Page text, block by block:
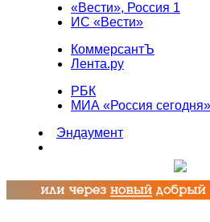
«Вести», Россия 1
ИС «Вести»
КоммерсантЪ
Лента.ру
РБК
МИА «Россия сегодня»
Эндаумент